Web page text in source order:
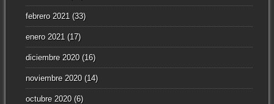
febrero 2021 (33)
enero 2021 (17)
diciembre 2020(16)
noviembre 2020(14)
octubre 2020(6)